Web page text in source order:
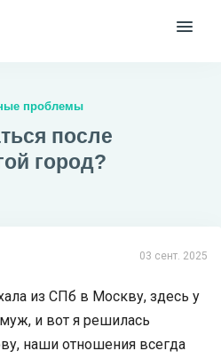
проблемы
после
город?
03 сент. 2025
из СПб в Москву, здесь у
и вот я решилась
наши отношения всегда